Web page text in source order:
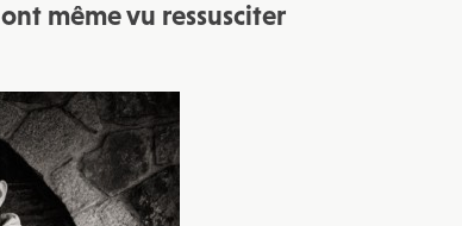
même vu ressusciter